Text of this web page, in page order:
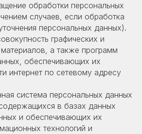
обработки персональных
случаев, если обработка
персональных данных).
графических и
а также программ
обеспечивающих их
интернет по сетевому адресу
система персональных данных
в базах данных
и обеспечивающих их
технологий и